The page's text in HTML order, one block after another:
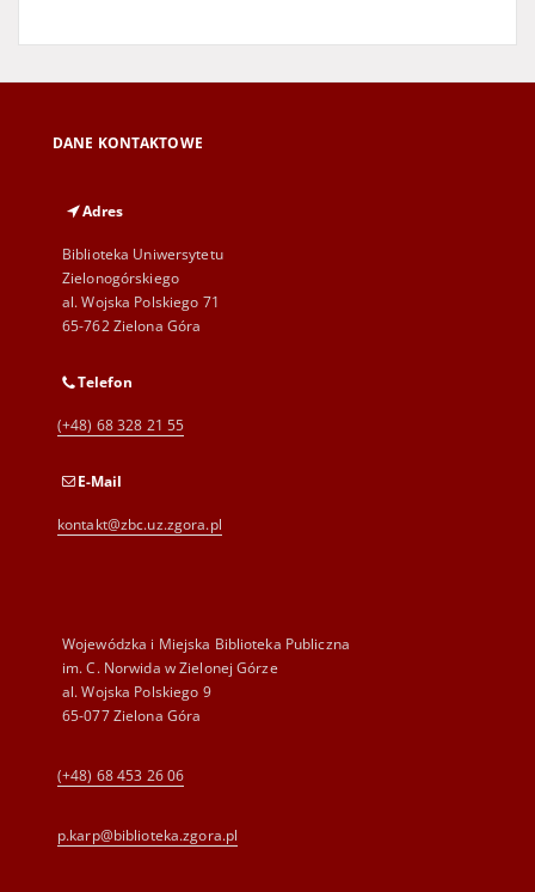
DANE KONTAKTOWE
Adres
Biblioteka Uniwersytetu
Zielonogórskiego
al. Wojska Polskiego 71
65-762 Zielona Góra
Telefon
(+48) 68 328 21 55
E-Mail
kontakt@zbc.uz.zgora.pl
Wojewódzka i Miejska Biblioteka Publiczna
im. C. Norwida w Zielonej Górze
al. Wojska Polskiego 9
65-077 Zielona Góra
(+48) 68 453 26 06
p.karp@biblioteka.zgora.pl